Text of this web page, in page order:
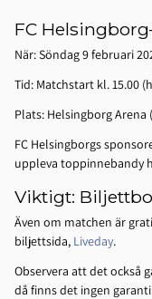
FC
När: Söndag 9 februari
Tid: Matchstart kl. 15.00
Plats: Helsingborg Arena
FC Helsingborgs
uppleva toppinnebandy
Viktigt:
Även om matchen är
biljettsida, Liveday.
Observera att det också
då finns det ingen